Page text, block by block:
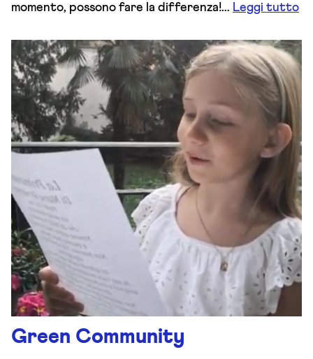
momento, possono fare la differenza!... Leggi tutto
Green Community